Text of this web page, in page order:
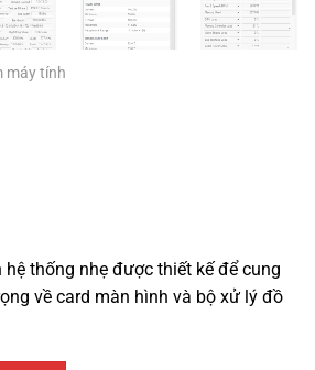
máy tính
hệ thống nhẹ được thiết kế để cung
về card màn hình và bộ xử lý đồ